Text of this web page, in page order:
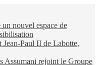
nouvel espace de
Jean-Paul II de Labotte,
Assumani rejoint le Groupe